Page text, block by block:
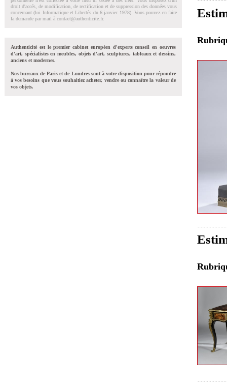
droit d'accés, de modification, de rectification et de suppression des données vous
concernant (loi Informatique et Libertés du 6 janvier 1978). Vous pouvez en faire
la demande par mail à contact@authenticite.fr.
Authenticité est le premier cabinet européen d'experts conseil en oeuvres
d'art, spécialistes en meubles, objets d'art, sculptures, tableaux et dessins,
anciens et modernes.
Nos bureaux de Paris et de Londres sont à votre disposition pour répondre
à vos besoins que vous souhaitiez acheter, vendre ou connaître la valeur de
vos objets.